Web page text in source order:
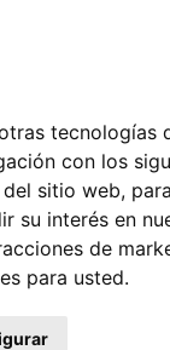
tecnologías
con los
sitio web,
su interés en
de
para usted.